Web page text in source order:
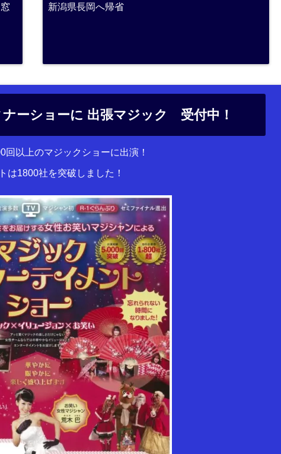
新潟県長岡へ帰省
ーショーに 出張マジック 受付中！
回以上のマジックショーに出演！
は1800社を突破しました！